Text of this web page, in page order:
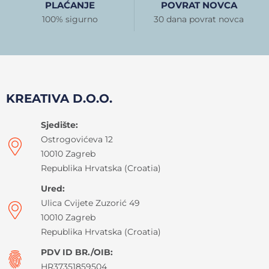
PLAĆANJE
100% sigurno
POVRAT NOVCA
30 dana povrat novca
KREATIVA D.O.O.
Sjedište:
Ostrogovićeva 12
10010 Zagreb
Republika Hrvatska (Croatia)
Ured:
Ulica Cvijete Zuzorić 49
10010 Zagreb
Republika Hrvatska (Croatia)
PDV ID BR./OIB:
HR37351859504